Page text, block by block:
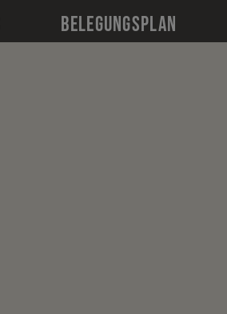
BELEGUNGSPLAN